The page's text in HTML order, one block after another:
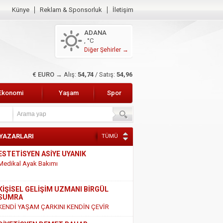
Künye Reklam & Sponsorluk İletişim
ADANA
, °C
Diğer Şehirler →
€ EURO → Alış: 54,74 / Satış: 54,96
Yaşam Spor
TÜMÜ
ASİYE UYANIK
Ayak Bakımı
GELİŞİM UZMANI BİRGÜL
DEMET BAHAR
VE SÜT ÜRÜNLERİ HAKKINDAKİ